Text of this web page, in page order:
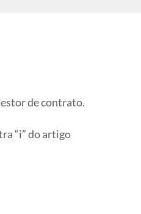
de contrato.
“i” do artigo